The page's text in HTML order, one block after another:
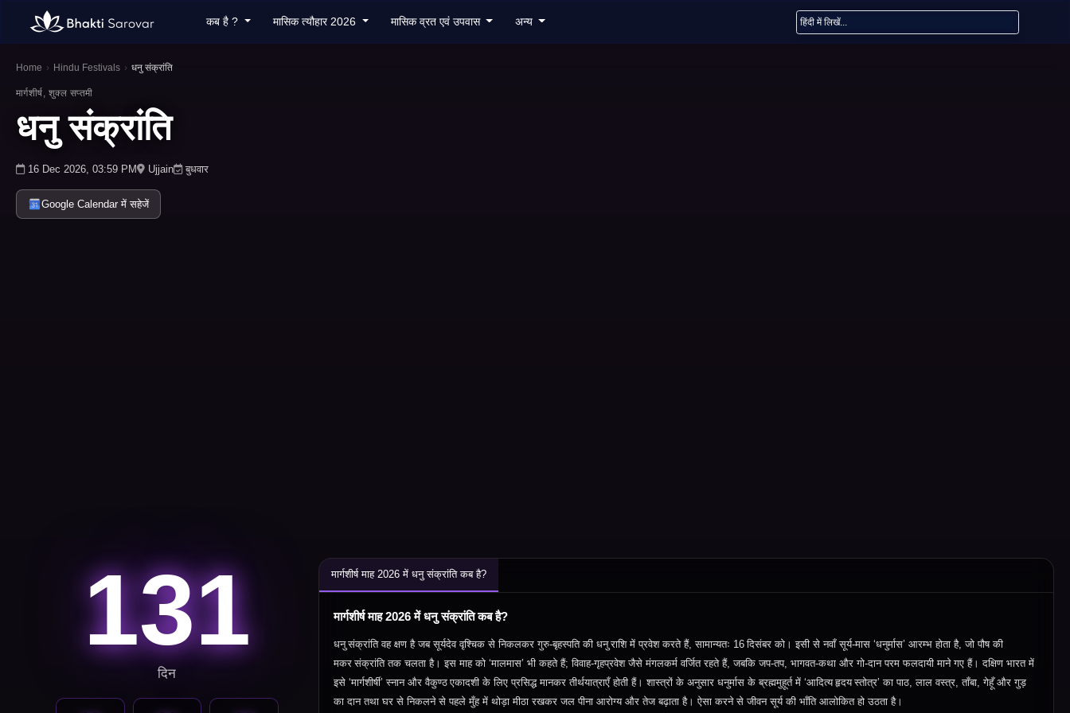
कब है ? मासिक त्यौहार 2026 मासिक व्रत एवं उपवास अन्य
Home › Hindu Festivals › धनु संक्रांति
मार्गशीर्ष, शुक्ल सप्तमी
धनु संक्रांति
16 Dec 2026, 03:59 PM Ujjain बुधवार
Google Calendar में सहेजें
131
दिन
मार्गशीर्ष माह 2026 में धनु संक्रांति कब है?
मार्गशीर्ष माह 2026 में धनु संक्रांति कब है?
धनु संक्रांति वह क्षण है जब सूर्यदेव वृश्चिक से निकलकर गुरु‑बृहस्पति की धनु राशि में प्रवेश करते हैं,सामान्यतः 16दिसंबर को। इसी से नवाँ सूर्य‑मास ‘धनुर्मास’ आरम्भ होता है,जो पौष की
मकर संक्रांति तक चलता है। इस माह को ‘मालमास’ भी कहते हैं;विवाह‑गृहप्रवेश जैसे मंगलकर्म वर्जित रहते हैं,जबकि जप‑तप, भागवत‑कथा और गो‑दान परम फलदायी माने गए हैं। दक्षिण भारत में
इसे ‘मार्गशीर्षी’ स्नान और वैकुण्ठ एकादशी के लिए प्रसिद्ध मानकर तीर्थयात्राएँ होती हैं। शास्त्रों के अनुसार धनुर्मास के ब्रह्ममुहूर्त में ‘आदित्य हृदय स्तोत्र’ का पाठ,लाल वस्त्र,ताँबा,गेहूँ और गुड़
का दान तथा घर से निकलने से पहले मुँह में थोड़ा मीठा रखकर जल पीना आरोग्य और तेज बढ़ाता है। ऐसा करने से जीवन सूर्य की भाँति आलोकित हो उठता है।